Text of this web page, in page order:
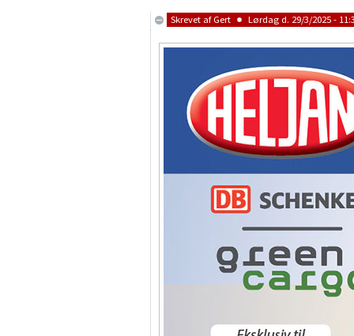
Skrevet af Gert Lørdag d. 29/3/2025 -